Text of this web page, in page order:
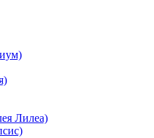
Лилеа)